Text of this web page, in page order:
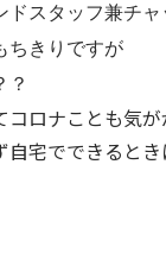
スタッフ兼チ
ちきりですが
？
ロナことも気
宅でできると